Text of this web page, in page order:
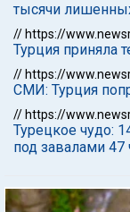
тысячи
// https://
Турция приняла
// https://
СМИ: Турция
// https://
Турецкое чудо:
под завалами 47